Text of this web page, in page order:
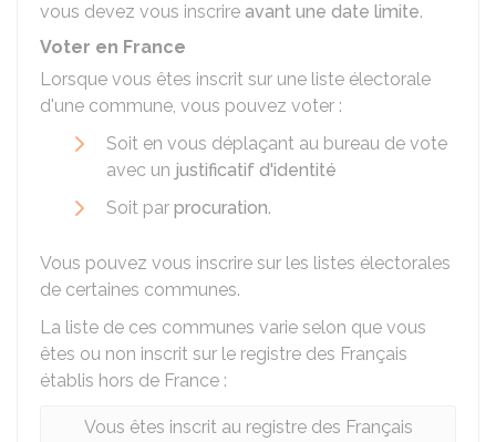
vous devez vous inscrire avant une date limite.
Voter en France
Lorsque vous êtes inscrit sur une liste électorale
d'une commune, vous pouvez voter :
Soit en vous déplaçant au bureau de vote
avec un justificatif d'identité
Soit par procuration.
Vous pouvez vous inscrire sur les listes électorales
de certaines communes.
La liste de ces communes varie selon que vous
êtes ou non inscrit sur le registre des Français
établis hors de France :
Vous êtes inscrit au registre des Français